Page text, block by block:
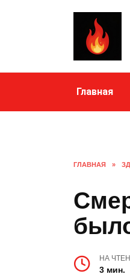
Главная
ГЛАВНАЯ »
НА
3 мин.